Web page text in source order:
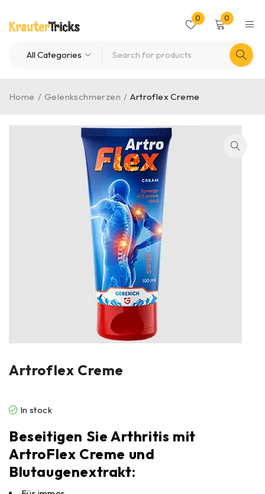
0 0
Home / Gelenkschmerzen / Artroflex Creme
Artroflex Creme
In stock
Beseitigen Sie Arthritis mit
ArtroFlex Creme und
Blutaugenextrakt: